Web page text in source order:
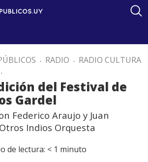
. RADIO . RADIO CULTURA
.
del Festival de
Gardel
Federico Araujo y Juan
Indios Orquesta
de lectura: < 1 minuto